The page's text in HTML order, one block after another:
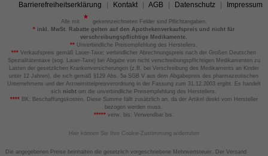
Barrierefreiheitserklärung Kontakt AGB Datenschutz Impressum
Alle mit
gekennzeichneten Felder sind Pflichtangaben.
*inkl. MwSt. Rabatte gelten auf den Apothekenverkaufspreis und nicht für
verschreibungspflichtige Medikamente.
** Unverbindliche Preisempfehlung des Herstellers.
*** Verkaufspreis gemäß Lauer-Taxe; verbindlicher Abrechnungspreis nach der Großen Deutschen
Spezialitätentaxe (sog. Lauer-Taxe) bei Abgabe von nicht verschreibungspflichtigen Medikamenten zu
Lasten der gesetzlichen Krankenversicherungen (z.B. bei Verschreibung des Medikaments an Kinder
unter 12 Jahren), die sich gemäß §129 Abs. 5a SGB V aus dem Abgabepreis des pharmazeutischen
Unternehmens und der Arzneimittelpreisverordnung in der Fassung zum 31.12.2003 ergibt. Es handelt
sich nicht um die unverbindliche Preisempfehlung des Herstellers.
****BK: Beschaffungskosten. Diese Summe fällt zusätzlich an, da der Artikel direkt vom Hersteller
bezogen werden muss.
*****verw. bis: Verwendbar bis.
Hier können Sie Ihre Cookie-Zustimmung widerrufen
Die angegebenen Preise beinhalten die gesetzlich vorgeschriebene Mehrwertsteuer. Der Versand